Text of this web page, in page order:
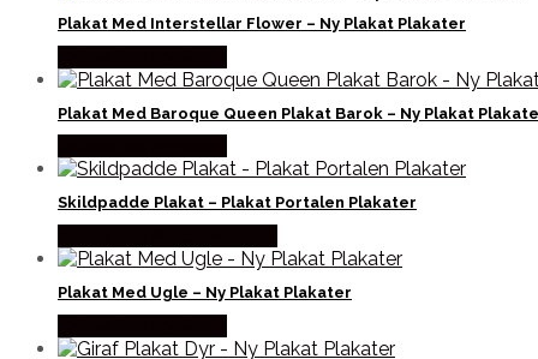
Plakat Med Interstellar Flower – Ny Plakat Plakater
Plakat Med Baroque Queen Plakat Barok – Ny Plakat
Skildpadde Plakat – Plakat Portalen Plakater
Plakat Med Ugle – Ny Plakat Plakater